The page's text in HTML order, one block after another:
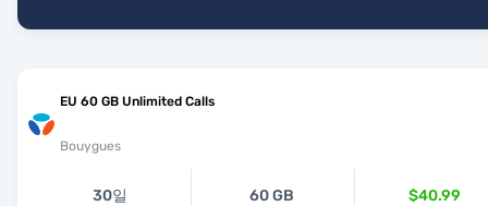
EU 60 GB Unlimited Calls
Bouygues
30일 60 GB $40.99